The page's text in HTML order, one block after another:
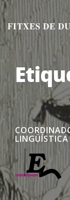
Aneu
al
contingut
FITXES DE